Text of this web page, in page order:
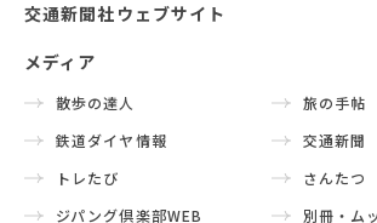
交通新聞社ウェブサイト
メディア
散歩の達人
旅の手帖
鉄道ダイヤ情報
交通新聞
トレたび
さんたつ
ジパング倶楽部WEB
別冊・ム